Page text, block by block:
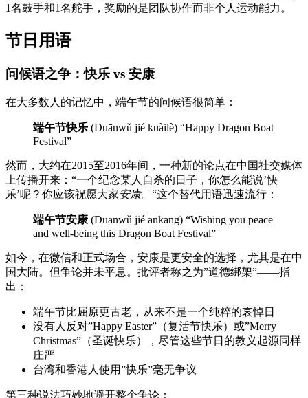
1名鼓手和1名舵手，奖励的是团队协作而非个人运动能力。
节日用语
问候语之争：快乐 vs 安康
在大多数人的记忆中，端午节的问候语很简单：
端午节快乐 (Duānwǔ jié kuàilè) “Happy Dragon Boat
Festival”
然而，大约在2015至2016年间，一种新的论点在中国社交媒体
上传播开来：“一个纪念某人自杀的日子，你怎么能说’快
乐’呢？你应该祝愿大家安康。“这个替代用语迅速流行：
端午节安康 (Duānwǔ jié ānkāng) “Wishing you peace
and well-being this Dragon Boat Festival”
如今，在微信和正式场合，安康是更安全的选择，尤其是在中
国大陆。但争论并未平息。批评者称之为”道德绑架”——指
出：
端午节比屈原更古老，从来不是一个纯粹的哀悼日
没有人反对”Happy Easter”（复活节快乐）或”Merry
Christmas”（圣诞快乐），尽管这些节日的教义起源同样
庄严
台湾和香港人使用”快乐”毫无争议
第三种说法巧妙地避开整个争论：